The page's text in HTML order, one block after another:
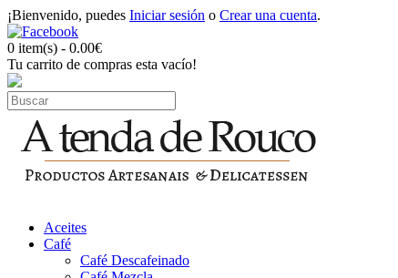
¡Bienvenido, puedes Iniciar sesión o Crear una cuenta.
0 item(s) - 0.00€
Tu carrito de compras esta vacío!
Aceites
Café
Café Descafeinado